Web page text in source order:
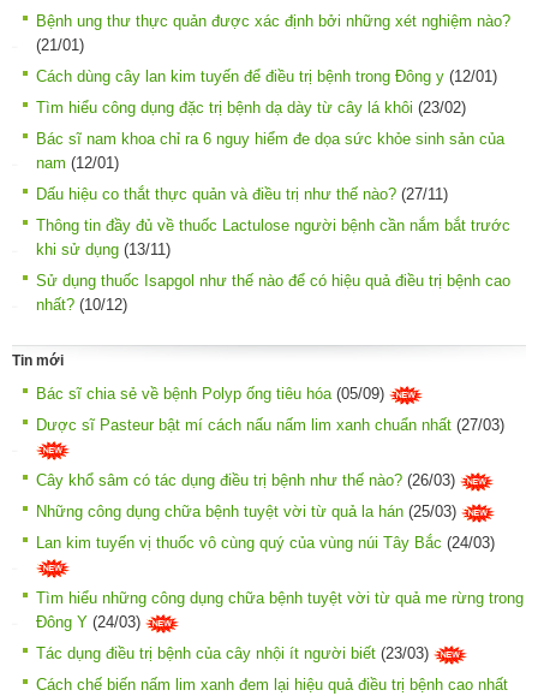
Bệnh ung thư thực quản được xác định bởi những xét nghiệm nào?
(21/01)
Cách dùng cây lan kim tuyến để điều trị bệnh trong Đông y (12/01)
Tìm hiểu công dụng đặc trị bệnh dạ dày từ cây lá khôi (23/02)
Bác sĩ nam khoa chỉ ra 6 nguy hiểm đe dọa sức khỏe sinh sản của
nam (12/01)
Dấu hiệu co thắt thực quản và điều trị như thế nào? (27/11)
Thông tin đầy đủ về thuốc Lactulose người bệnh cần nắm bắt trước
khi sử dụng (13/11)
Sử dụng thuốc Isapgol như thế nào để có hiệu quả điều trị bệnh cao
nhất? (10/12)
Tin mới
Bác sĩ chia sẻ về bệnh Polyp ống tiêu hóa(05/09)
Dược sĩ Pasteur bật mí cách nấu nấm lim xanh chuẩn nhất (27/03)
Cây khổ sâm có tác dụng điều trị bệnh như thế nào? (26/03)
Những công dụng chữa bệnh tuyệt vời từ quả la hán (25/03)
Lan kim tuyến vị thuốc vô cùng quý của vùng núi Tây Bắc (24/03)
Tìm hiểu những công dụng chữa bệnh tuyệt vời từ quả me rừng trong
Đông Y (24/03)
Tác dụng điều trị bệnh của cây nhội ít người biết (23/03)
Cách chế biến nấm lim xanh đem lại hiệu quả điều trị bệnh cao nhất